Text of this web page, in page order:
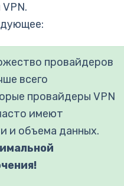
провайдеров
всего
провайдеры VPN
имеют
и объема данных.